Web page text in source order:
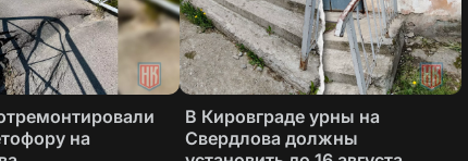
на
В Кировграде урны на
Свердлова должны